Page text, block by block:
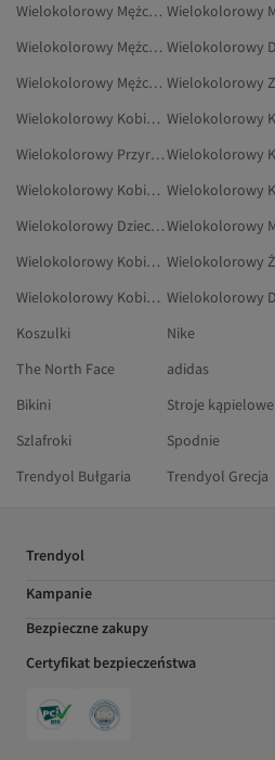
Wielokolorowy Mężczyźni Wysokie Kozaki
Wielokolorowy Mężczyźni Piżamy
Wielokolorowy Mężczyźni Komplety Dresowe Plus Size
Wielokolorowy Kobiety Płaszcze Przeciwdeszczowe
Wielokolorowy Przyrządzanie Potraw
Wielokolorowy Kobiety Płaszcze I Trencze
Wielokolorowy Dzieci Marynarki I Kamizelki
Wielokolorowy Kobiety Szale
Wielokolorowy Kobiety Torebki
Koszulki
Nike
The North Face
adidas
Bikini
Stroje kąpielowe
Szlafroki
Spodnie
Trendyol Bułgaria
Trendyol Grecja
Trendyol
Kampanie
Bezpieczne zakupy
Certyfikat bezpieczeństwa